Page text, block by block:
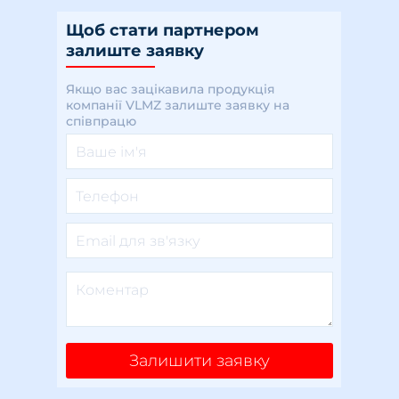
Щоб стати партнером
залиште заявку
Якщо вас зацікавила продукція
компанії VLMZ залиште заявку на
співпрацю
Залишити заявку